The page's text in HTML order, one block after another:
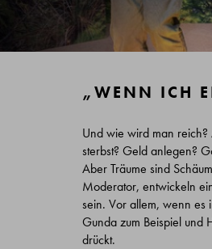
„WENN ICH
Und wie wird man
sterbst? Geld anlegen?
Aber Träume sind
Moderator, entwickeln
sein. Vor allem, wenn es
Gunda zum Beispiel und
drückt.